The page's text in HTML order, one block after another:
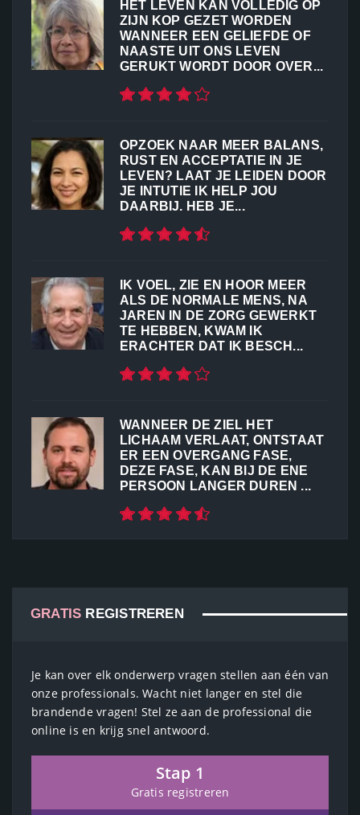
HET LEVEN KAN VOLLEDIG OP
ZIJN KOP GEZET WORDEN
WANNEER EEN GELIEFDE OF
NAASTE UIT ONS LEVEN
GERUKT WORDT DOOR OVER...
OPZOEK NAAR MEER BALANS,
RUST EN ACCEPTATIE IN JE
LEVEN? LAAT JE LEIDEN DOOR
JE INTUTIE IK HELP JOU
DAARBIJ. HEB JE...
IK VOEL, ZIE EN HOOR MEER
ALS DE NORMALE MENS, NA
JAREN IN DE ZORG GEWERKT
TE HEBBEN, KWAM IK
ERACHTER DAT IK BESCH...
WANNEER DE ZIEL HET
LICHAAM VERLAAT, ONTSTAAT
ER EEN OVERGANG FASE,
DEZE FASE, KAN BIJ DE ENE
PERSOON LANGER DUREN ...
GRATIS REGISTREREN
Je kan over elk onderwerp vragen stellen aan één van
onze professionals. Wacht niet langer en stel die
brandende vragen! Stel ze aan de professional die
online is en krijg snel antwoord.
Stap 1
Gratis registreren